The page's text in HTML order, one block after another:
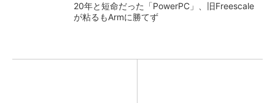
20年と短命だった「PowerPC」、旧Freescale
が粘るもArmに勝てず